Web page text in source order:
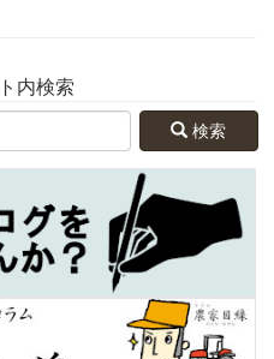
内検索
検索